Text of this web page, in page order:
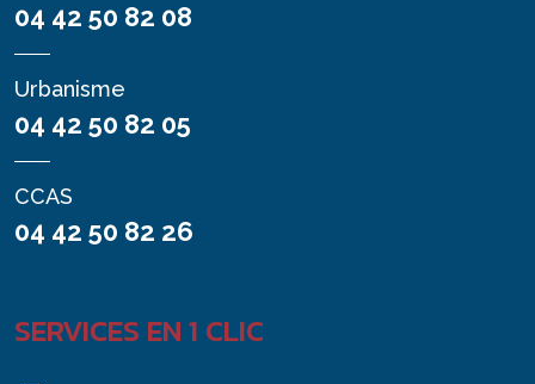
04 42 50 82 08
Urbanisme
04 42 50 82 05
CCAS
04 42 50 82 26
SERVICES EN 1 CLIC